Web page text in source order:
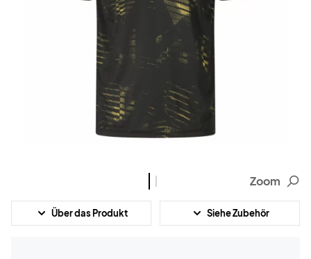
Zoom
Über das Produkt Siehe Zubehör